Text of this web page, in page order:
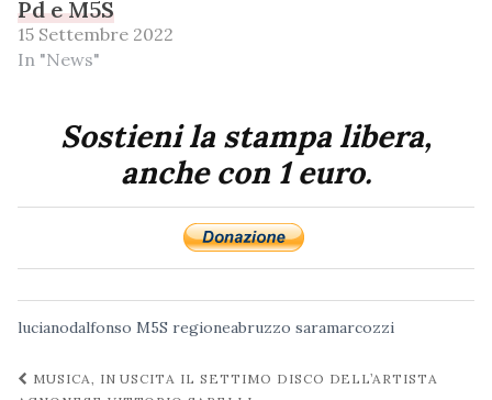
Pd e M5S
15 Settembre 2022
In "News"
Sostieni la stampa libera,
anche con 1 euro.
lucianodalfonso M5S regioneabruzzo saramarcozzi
Navigazione
MUSICA, IN USCITA IL SETTIMO DISCO DELL’ARTISTA